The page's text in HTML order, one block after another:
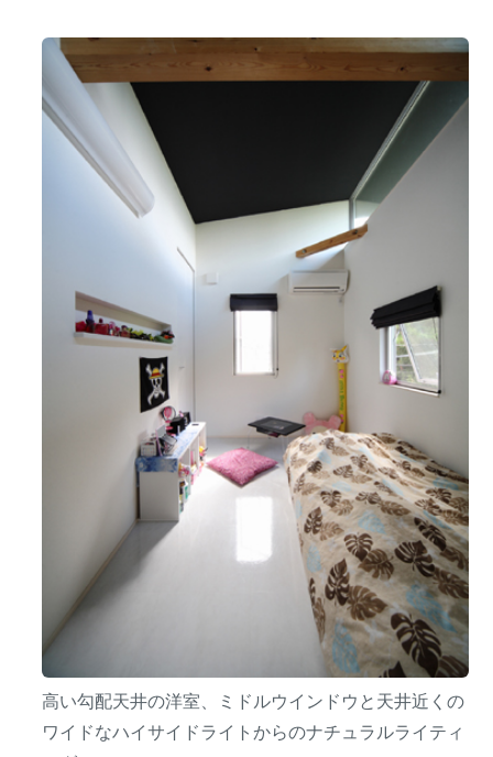
高い勾配天井の洋室、ミドルウインドウと天井近くの
ワイドなハイサイドライトからのナチュラルライティ